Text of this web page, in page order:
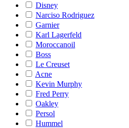
Disney
Narciso Rodriguez
Garnier
Karl Lagerfeld
Moroccanoil
Boss
Le Creuset
Acne
Kevin Murphy
Fred Perry
Oakley
Persol
Hummel